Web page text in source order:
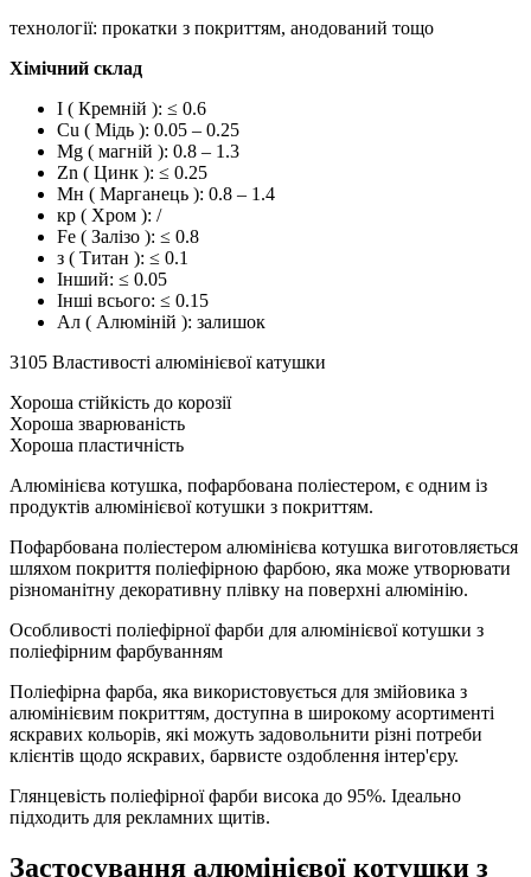
технології: прокатки з покриттям, анодований тощо
Хімічний склад
І ( Кремній ): ≤ 0.6
Cu ( Мідь ): 0.05 – 0.25
Mg ( магній ): 0.8 – 1.3
Zn ( Цинк ): ≤ 0.25
Мн ( Марганець ): 0.8 – 1.4
кр ( Хром ): /
Fe ( Залізо ): ≤ 0.8
з ( Титан ): ≤ 0.1
Інший: ≤ 0.05
Інші всього: ≤ 0.15
Ал ( Алюміній ): залишок
3105 Властивості алюмінієвої катушки
Хороша стійкість до корозії
Хороша зварюваність
Хороша пластичність
Алюмінієва котушка, пофарбована поліестером, є одним із
продуктів алюмінієвої котушки з покриттям.
Пофарбована поліестером алюмінієва котушка виготовляється
шляхом покриття поліефірною фарбою, яка може утворювати
різноманітну декоративну плівку на поверхні алюмінію.
Особливості поліефірної фарби для алюмінієвої котушки з
поліефірним фарбуванням
Поліефірна фарба, яка використовується для змійовика з
алюмінієвим покриттям, доступна в широкому асортименті
яскравих кольорів, які можуть задовольнити різні потреби
клієнтів щодо яскравих, барвисте оздоблення інтер'єру.
Глянцевість поліефірної фарби висока до 95%. Ідеально
підходить для рекламних щитів.
Застосування алюмінієвої котушки з